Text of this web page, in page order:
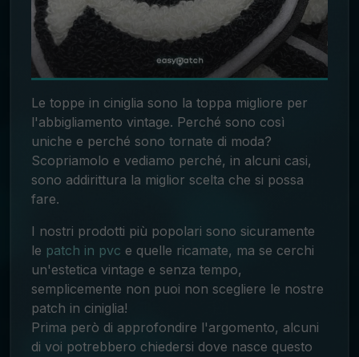
Le toppe in ciniglia sono la toppa migliore per
l'abbigliamento vintage. Perché sono così
uniche e perché sono tornate di moda?
Scopriamolo e vediamo perché, in alcuni casi,
sono addirittura la miglior scelta che si possa
fare.
I nostri prodotti più popolari sono sicuramente
le patch in pvc e quelle ricamate, ma se cerchi
un'estetica vintage e senza tempo,
semplicemente non puoi non scegliere le nostre
patch in ciniglia!
Prima però di approfondire l'argomento, alcuni
di voi potrebbero chiedersi dove nasce questo